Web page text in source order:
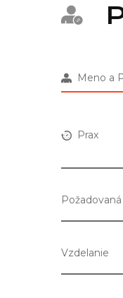
Meno a
Prax
Vzdelanie